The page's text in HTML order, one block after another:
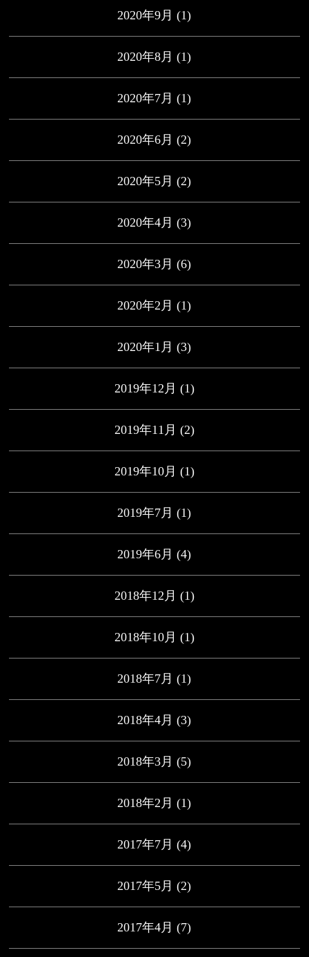
2020年9月 (1)
2020年8月 (1)
2020年7月 (1)
2020年6月 (2)
2020年5月 (2)
2020年4月 (3)
2020年3月 (6)
2020年2月 (1)
2020年1月 (3)
2019年12月 (1)
2019年11月 (2)
2019年10月 (1)
2019年7月 (1)
2019年6月 (4)
2018年12月 (1)
2018年10月 (1)
2018年7月 (1)
2018年4月 (3)
2018年3月 (5)
2018年2月 (1)
2017年7月 (4)
2017年5月 (2)
2017年4月 (7)